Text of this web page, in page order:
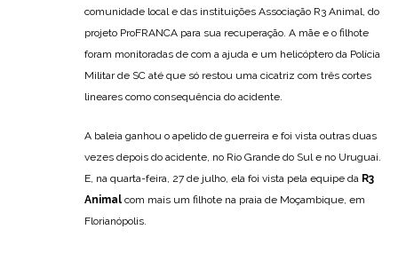
comunidade local e das instituições Associação R3 Animal, do
projeto ProFRANCA para sua recuperação. A mãe e o filhote
foram monitoradas de com a ajuda e um helicóptero da Polícia
Militar de SC até que só restou uma cicatriz com três cortes
lineares como consequência do acidente.
A baleia ganhou o apelido de guerreira e foi vista outras duas
vezes depois do acidente, no Rio Grande do Sul e no Uruguai.
E, na quarta-feira, 27 de julho, ela foi vista pela equipe da R3
Animal com mais um filhote na praia de Moçambique, em
Florianópolis.